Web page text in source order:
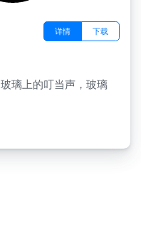
详情 下载
璃上的叮当声，玻璃